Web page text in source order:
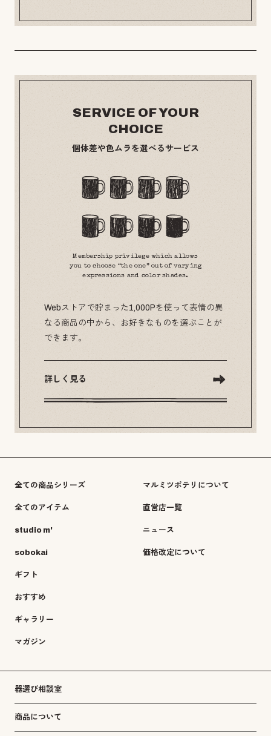
SERVICE OF YOUR
CHOICE
個体差や色ムラを選べるサービス
Membership privilege which allows
you to choose “the one” out of varying
expressions and color shades.
Webストアで貯まった1,000Pを使って表情の異
なる商品の中から、お好きなものを選ぶことが
できます。
詳しく見る
全ての商品シリーズ
全てのアイテム
studio m'
sobokai
ギフト
おすすめ
ギャラリー
マガジン
マルミツポテリについて
直営店一覧
ニュース
価格改定について
器選び相談室
商品について